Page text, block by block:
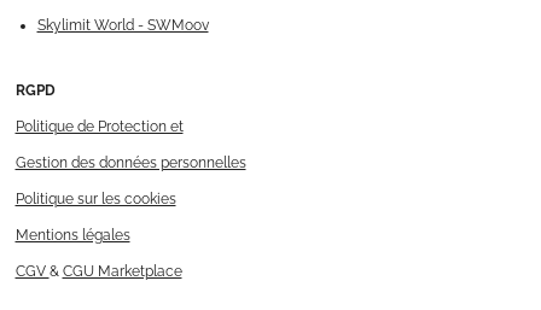
Skylimit World - SWMoov
RGPD
Politique de Protection et
Gestion des données personnelles
Politique sur les cookies
Mentions légales
CGV & CGU Marketplace